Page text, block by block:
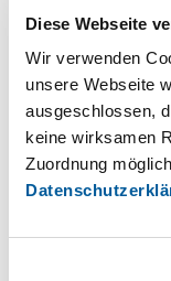
Diese Webseite
Wir verwenden
unsere Webseite
ausgeschlossen,
keine wirksamen
Zuordnung